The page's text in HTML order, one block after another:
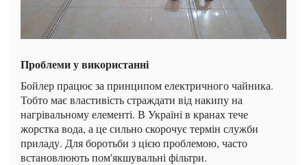
Проблеми у використанні
Бойлер працює за принципом електричного чайника.
Тобто має властивість страждати від накипу на
нагрівальному елементі. В Україні в кранах тече
жорстка вода, а це сильно скорочує термін служби
приладу. Для боротьби з цією проблемою, часто
встановлюють пом'якшувальні фільтри.